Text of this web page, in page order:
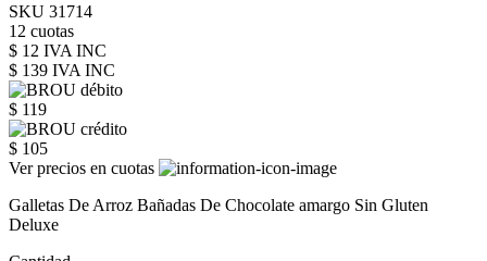
SKU 31714
12 cuotas
$ 12 IVA INC
$ 139 IVA INC
$ 119
$ 105
Ver precios en cuotas
Galletas De Arroz Bañadas De Chocolate amargo Sin Gluten
Deluxe